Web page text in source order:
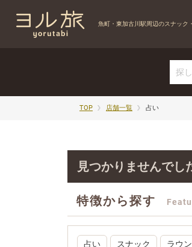
魚町・東加古川駅周辺のスナック
TOP 店舗一覧 占い
見つかりませんでし
特徴から探す
占い スナック ラウ